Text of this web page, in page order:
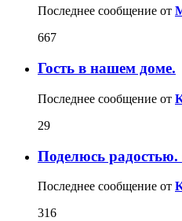
Последнее сообщение от
667
Гость в нашем доме.
Последнее сообщение от
29
Поделюсь радостью.
Последнее сообщение от
316